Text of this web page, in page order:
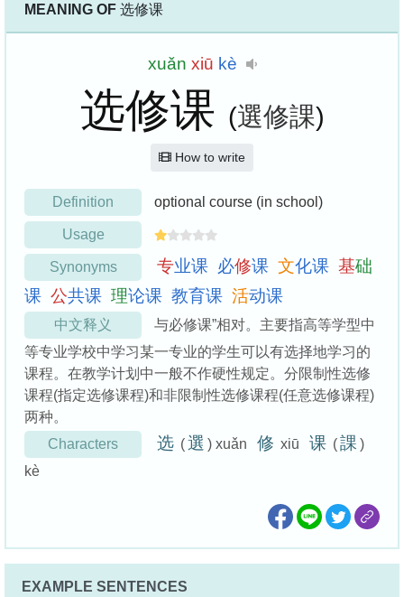
MEANING OF 选修课
xuǎn xiū kè
选修课 (選修課)
How to write
Definition optional course (in school)
Usage
Synonyms 专业课 必修课 文化课 基础
课 公共课 理论课 教育课 活动课
中文释义
与必修课”相对。主要指高等学型中
等专业学校中学习某一专业的学生可以有选择地学习的
课程。在教学计划中一般不作硬性规定。分限制性选修
课程(指定选修课程)和非限制性选修课程(任意选修课程)
两种。
Characters
选 (選 ) xuǎn 修 xiū 课 (課 )
kè
EXAMPLE SENTENCES